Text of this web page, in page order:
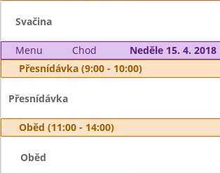
Svačina
Menu Chod
Neděle 15. 4. 2018
Přesnídávka (9:00 - 10:00)
Přesnídávka
Oběd (11:00 - 14:00)
Oběd